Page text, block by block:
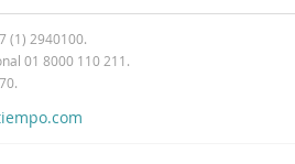
(1) 2940100.
01 8000 110 211.